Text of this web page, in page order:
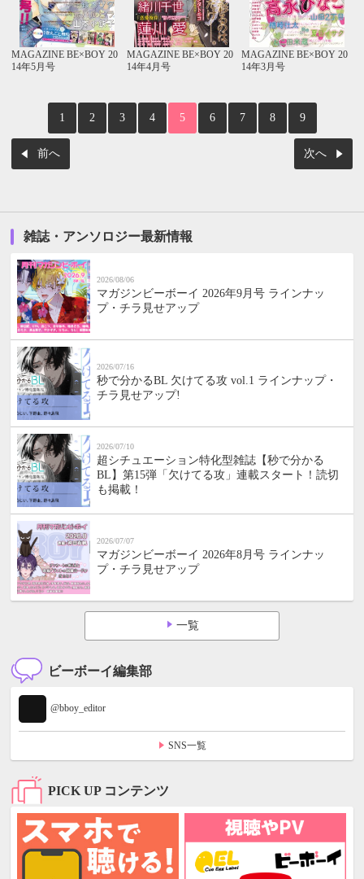
MAGAZINE BE×BOY 20
14年5月号
MAGAZINE BE×BOY 20
14年4月号
MAGAZINE BE×BOY 20
14年3月号
前へ
1 2 3 4 5 6 7 8 9
次へ
雑誌・アンソロジー最新情報
2026/08/06
マガジンビーボーイ 2026年9月号 ラインナッ
プ・チラ見せアップ
2026/07/16
秒で分かるBL 欠けてる攻 vol.1 ラインナップ・
チラ見せアップ!
2026/07/10
超シチュエーション特化型雑誌【秒で分かる
BL】第15弾「欠けてる攻」連載スタート！読切
も掲載！
2026/07/07
マガジンビーボーイ 2026年8月号 ラインナッ
プ・チラ見せアップ
一覧
ビーボーイ編集部
@bboy_editor
SNS一覧
PICK UP コンテンツ